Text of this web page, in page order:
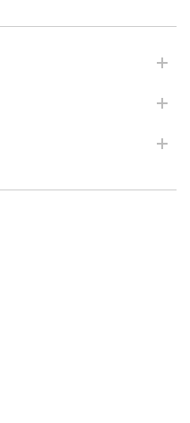
スタンドカラーレトロジャケット / Stand Collar Retro Jacket